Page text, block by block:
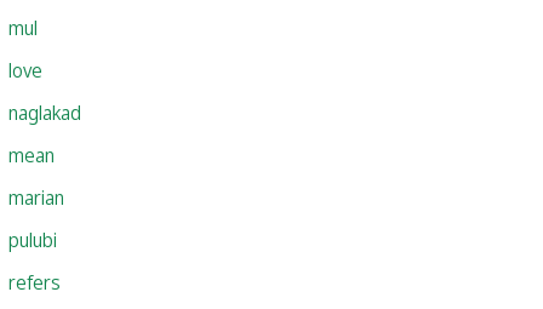
mul
love
naglakad
mean
marian
pulubi
refers